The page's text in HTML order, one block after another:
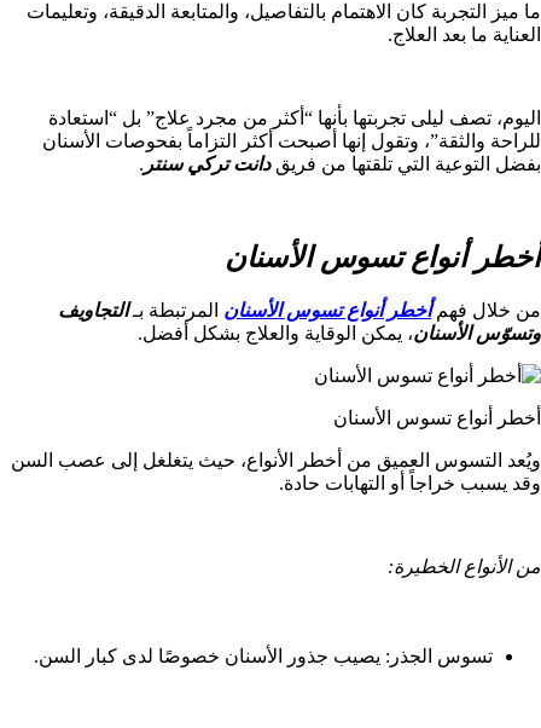
ما ميز التجربة كان الاهتمام بالتفاصيل، والمتابعة الدقيقة، وتعليمات
العناية ما بعد العلاج.
اليوم، تصف ليلى تجربتها بأنها “أكثر من مجرد علاج” بل “استعادة
للراحة والثقة”، وتقول إنها أصبحت أكثر التزاماً بفحوصات الأسنان
بفضل التوعية التي تلقتها من فريقدانت تركي سنتر .
أخطر أنواع تسوس الأسنان
من خلال فهمأخطر أنواع تسوس الأسنان المرتبطة بـالتجاويف
وتسوّس الأسنان، يمكن الوقاية والعلاج بشكل أفضل.
أخطر أنواع تسوس الأسنان
ويُعد التسوس العميق من أخطر الأنواع، حيث يتغلغل إلى عصب السن
وقد يسبب خراجاً أو التهابات حادة.
من الأنواع الخطيرة:
تسوس الجذر: يصيب جذور الأسنان خصوصًا لدى كبار السن.